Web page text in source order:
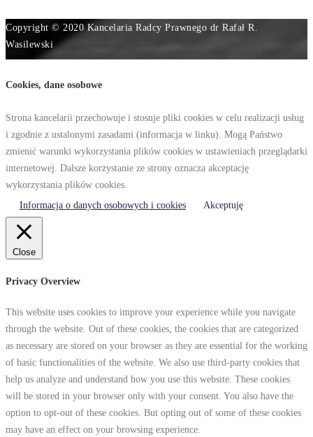
Copyright © 2020 Kancelaria Radcy Prawnego dr Rafał R.
Wasilewski
Cookies, dane osobowe
Strona kancelarii przechowuje i stosuje pliki cookies w celu realizacji usług
i zgodnie z ustalonymi zasadami (informacja w linku). Mogą Państwo
zmienić warunki wykorzystania plików cookies w ustawieniach przeglądarki
internetowej. Dalsze korzystanie ze strony oznacza akceptację
wykorzystania plików cookies.
Informacja o danych osobowych i cookies
Akceptuję
Close
Privacy Overview
This website uses cookies to improve your experience while you navigate
through the website. Out of these cookies, the cookies that are categorized
as necessary are stored on your browser as they are essential for the working
of basic functionalities of the website. We also use third-party cookies that
help us analyze and understand how you use this website. These cookies
will be stored in your browser only with your consent. You also have the
option to opt-out of these cookies. But opting out of some of these cookies
may have an effect on your browsing experience.